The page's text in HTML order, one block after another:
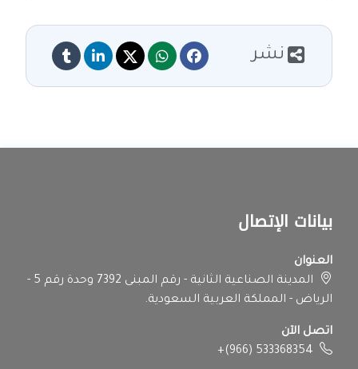
نشر
بيانات الإتصال
العنوان
المدينة الصناعية الثانية - رقم المبنى 7392 وحدة رقم 5 -
الرياض - المملكة العربية السعودية.
اتصل الآن
+(966) 533368354